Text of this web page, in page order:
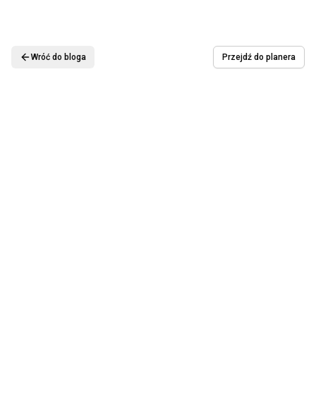
Wróć do bloga Przejdź do planera